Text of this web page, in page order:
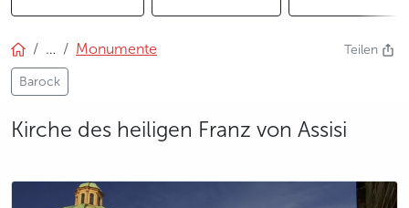
… Monumente
Barock
Teilen
Kirche des heiligen Franz von Assisi
photo 5
photo 6
photo 7
photo 8